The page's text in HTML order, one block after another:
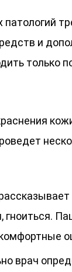
и
только
гноиться.
врач